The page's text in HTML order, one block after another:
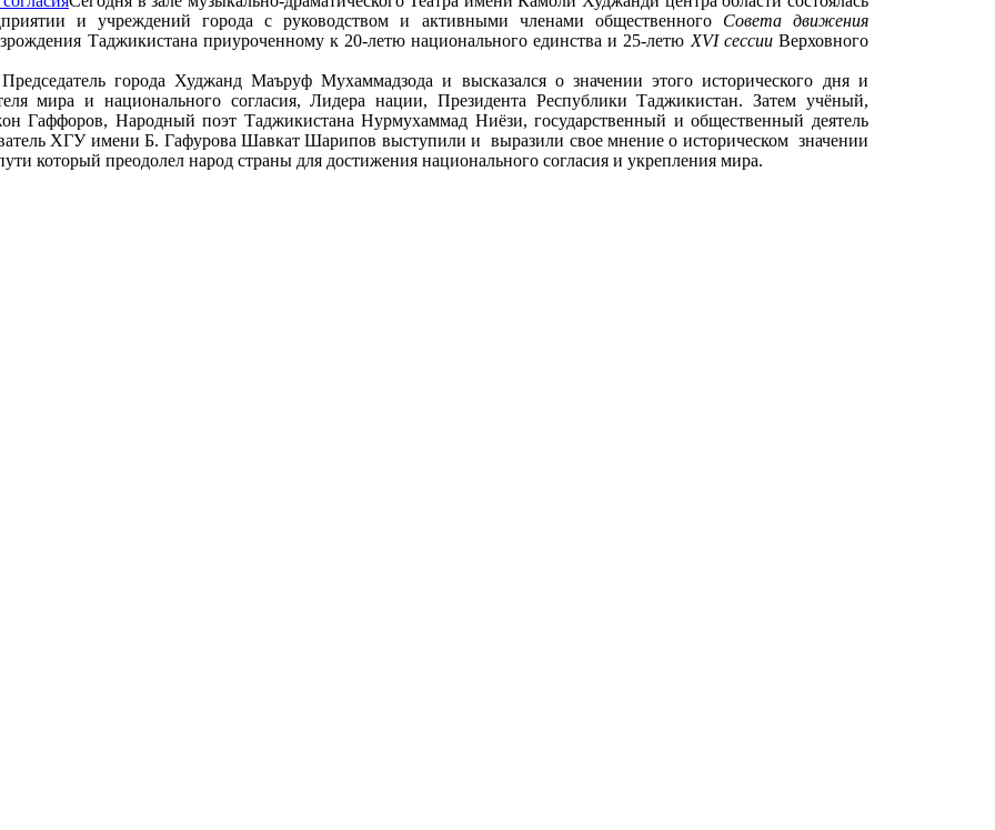
и учреждений города с руководством и активными членами общественного Совета движения
Таджикистана приуроченному к 20-летю национального единства и 25-летю XVI сессииВерховного
города Худжанд Маъруф Мухаммадзода и высказался о значении этого исторического дня и
мира и национального согласия, Лидера нации, Президента Республики Таджикистан. Затем учёный,
Гаффоров, Народный поэт Таджикистана Нурмухаммад Ниёзи, государственный и общественный деятель
ХГУ имени Б. Гафурова Шавкат Шарипов выступили и выразили свое мнение о историческом значении
который преодолел народ страны для достижения национального согласия и укрепления мира.